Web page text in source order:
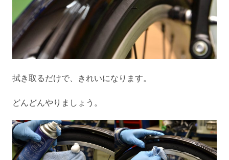
拭き取るだけで、きれいになります。
どんどんやりましょう。